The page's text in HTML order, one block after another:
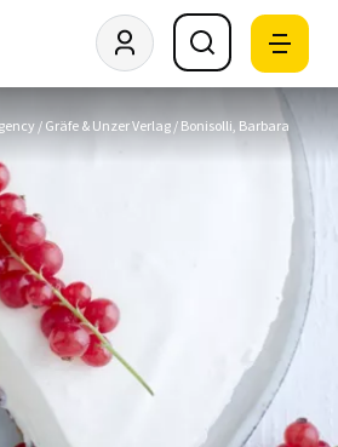
/ Gräfe & Unzer Verlag / Bonisolli, Barbara